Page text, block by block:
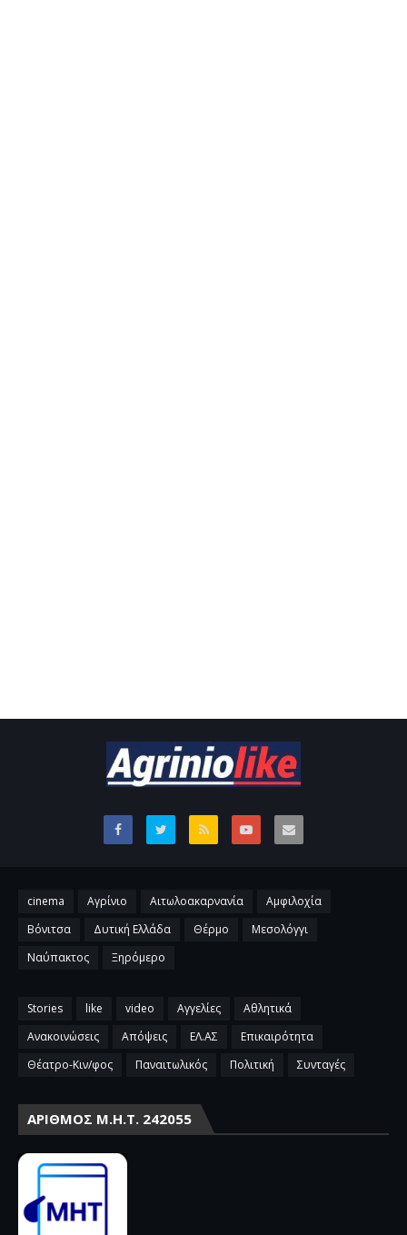
cinema Αγρίνιο Αιτωλοακαρνανία
Αμφιλοχία
Βόνιτσα
Δυτική Ελλάδα Θέρμο
Μεσολόγγι
Ναύπακτος
Ξηρόμερο
Stories like video Αγγελίες
Αθλητικά
Ανακοινώσεις
Απόψεις ΕΛ.ΑΣ
Επικαιρότητα
Θέατρο-Κιν/φος
Παναιτωλικός Πολιτική Συνταγές
ΑΡΙΘΜΌΣ Μ.Η.Τ. 242055